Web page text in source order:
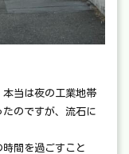
当は夜の工業地帯
のですが、流石に
間を過ごすこと